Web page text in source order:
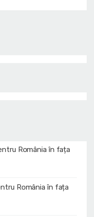
România în fața
România în fața